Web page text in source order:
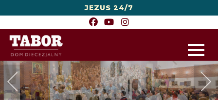
JEZUS 24/7